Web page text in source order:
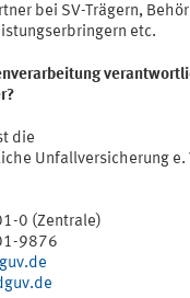
bei SV-Trägern,
etc.
die
Unfallversicherung e.
0 (Zentrale)
9876